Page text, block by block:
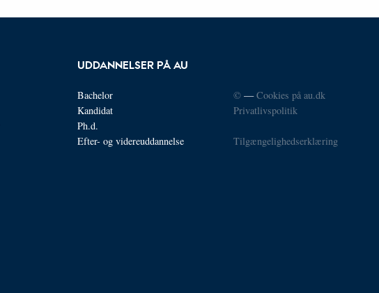
UDDANNELSER PÅ AU
Bachelor
Kandidat
Ph.d.
Efter- og videreuddannelse
© —Cookies på au.dk
Privatlivspolitik
Tilgængelighedserklæring